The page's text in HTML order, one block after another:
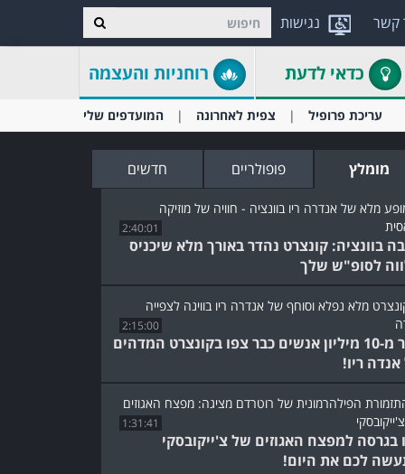
נגישות קשר
כדאי לדעת רוחניות והעצמה
עריכת פרופיל צפית לאחרונה המועדפים שלי
מומלץ פופולריים חדשים
2:40:01
בוונציה: קונצרט נהדר באורך מלא שיכניס
לסופ"ש שלך
2:15:00
יותר מ-10 מיליון אנשים כבר צפו בקונצרט המדהים
ריו!
1:31:41
בגרסה למפצח האגוזים של צ'ייקובסקי
לכם את היום!